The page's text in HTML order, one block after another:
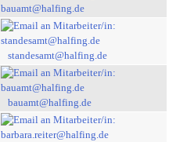
bauamt@halfing.de
standesamt@halfing.de
bauamt@halfing.de